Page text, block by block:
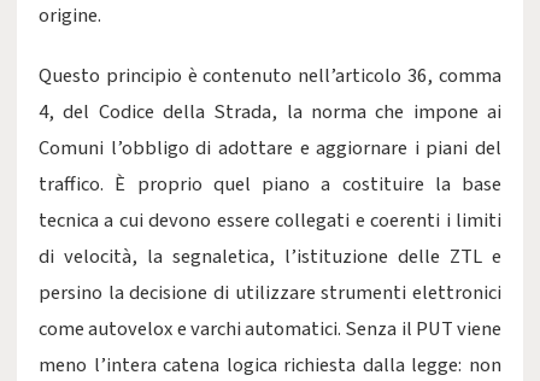
origine.
Questo principio è contenuto nell’articolo 36, comma
4, del Codice della Strada, la norma che impone ai
Comuni l’obbligo di adottare e aggiornare i piani del
traffico. È proprio quel piano a costituire la base
tecnica a cui devono essere collegati e coerenti i limiti
di velocità, la segnaletica, l’istituzione delle ZTL e
persino la decisione di utilizzare strumenti elettronici
come autovelox e varchi automatici. Senza il PUT viene
meno l’intera catena logica richiesta dalla legge: non